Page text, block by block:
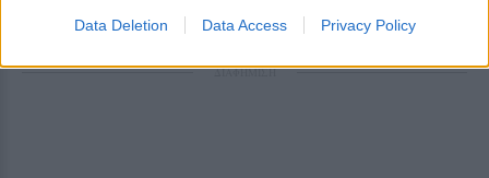
Data Deletion Data Access Privacy Policy
Ακολουθήστε το E-Radio.gr και στο Instagram
ΔΙΑΦΗΜΙΣΗ